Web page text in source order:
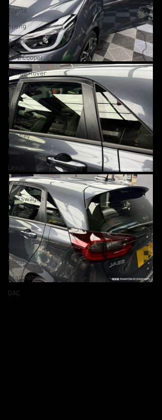
Toyota
Xpeng
Zeekr
MINI Cooper
Range Rover
Land Rover
Kia
Mazda
Bentley
Lexus
Lexus
Nissan
Volkswagen
Mazda
MG
iCAUR
Subaru
Leapmotor
GAC